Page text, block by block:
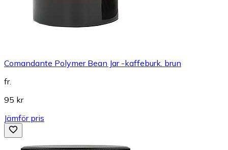
Comandante Polymer Bean Jar -kaffeburk. brun
fr.
95 kr
Jämför pris